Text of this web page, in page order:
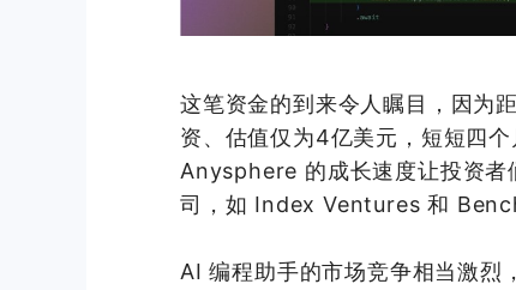
这笔资金的到来令人瞩目，因为
资、估值仅为4亿美元，短短四
Anysphere 的成长速度让投资者
司，如 Index Ventures 和
AI 编程助手的市场竞争相当激